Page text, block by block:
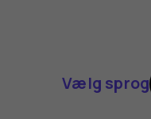
Vælg sprog